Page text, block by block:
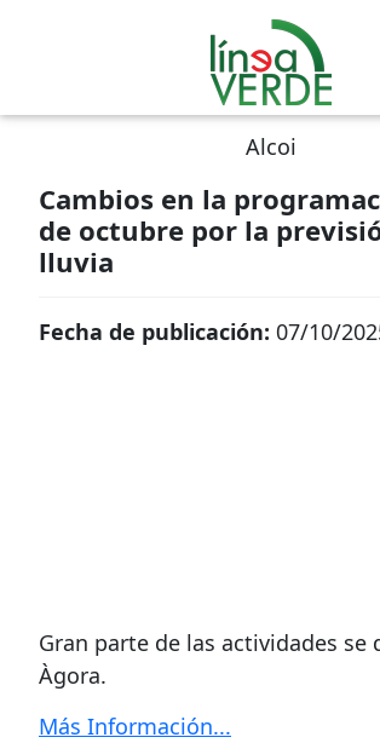
Alcoi
Cambios en la
de octubre por la
lluvia
Fecha de publicación: 07/10/
Gran parte de las actividades se
Àgora.
Más Información...